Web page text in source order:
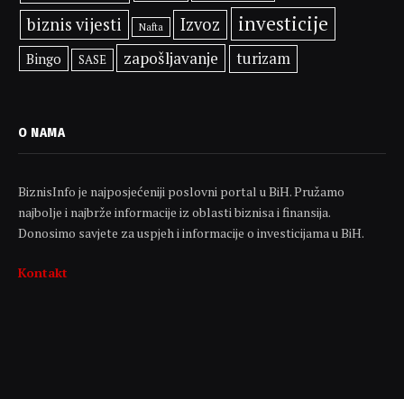
biznis vijesti Nafta Izvoz investicije
Bingo SASE zapošljavanje turizam
O NAMA
BiznisInfo je najposjećeniji poslovni portal u BiH. Pružamo
najbolje i najbrže informacije iz oblasti biznisa i finansija.
Donosimo savjete za uspjeh i informacije o investicijama u BiH.
Kontakt